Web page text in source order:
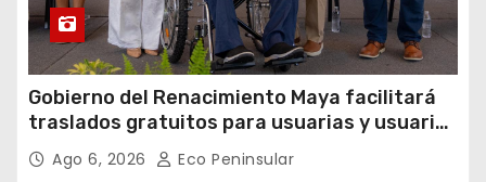
Gobierno del Renacimiento Maya facilitará
traslados gratuitos para usuarias y usuarios
del CREE
Ago 6, 2026 Eco Peninsular